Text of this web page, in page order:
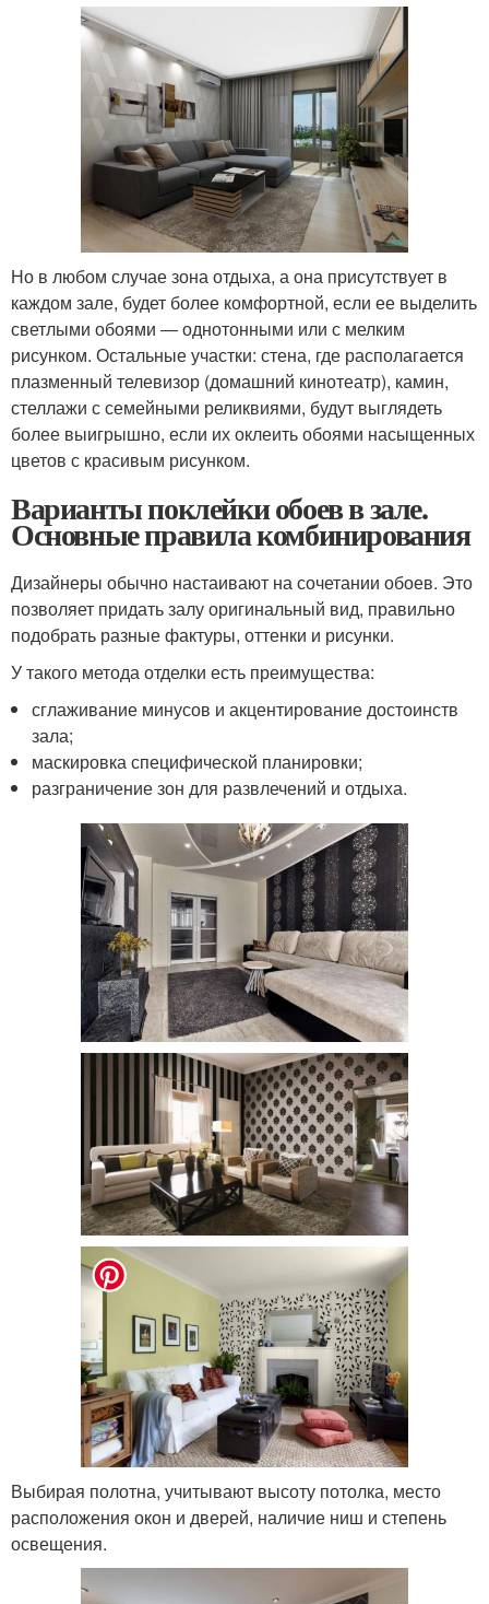
Но в любом случае зона отдыха, а она присутствует в
каждом зале, будет более комфортной, если ее выделить
светлыми обоями ― однотонными или с мелким
рисунком. Остальные участки: стена, где располагается
плазменный телевизор (домашний кинотеатр), камин,
стеллажи с семейными реликвиями, будут выглядеть
более выигрышно, если их оклеить обоями насыщенных
цветов с красивым рисунком.
Варианты поклейки обоев в зале.
Основные правила комбинирования
Дизайнеры обычно настаивают на сочетании обоев. Это
позволяет придать залу оригинальный вид, правильно
подобрать разные фактуры, оттенки и рисунки.
У такого метода отделки есть преимущества:
сглаживание минусов и акцентирование достоинств
зала;
маскировка специфической планировки;
разграничение зон для развлечений и отдыха.
Выбирая полотна, учитывают высоту потолка, место
расположения окон и дверей, наличие ниш и степень
освещения.